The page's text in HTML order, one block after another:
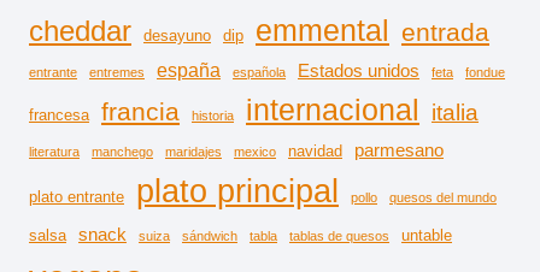
cheddar desayuno dip emmental entrada
entrante entremes españa española Estados unidos feta fondue
francesa francia historia internacional italia
literatura manchego maridajes mexico navidad parmesano
plato entrante plato principal pollo quesos del mundo
salsa snack suiza sándwich tabla tablas de quesos untable